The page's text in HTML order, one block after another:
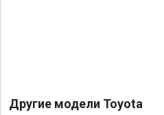
Другие модели Toyota